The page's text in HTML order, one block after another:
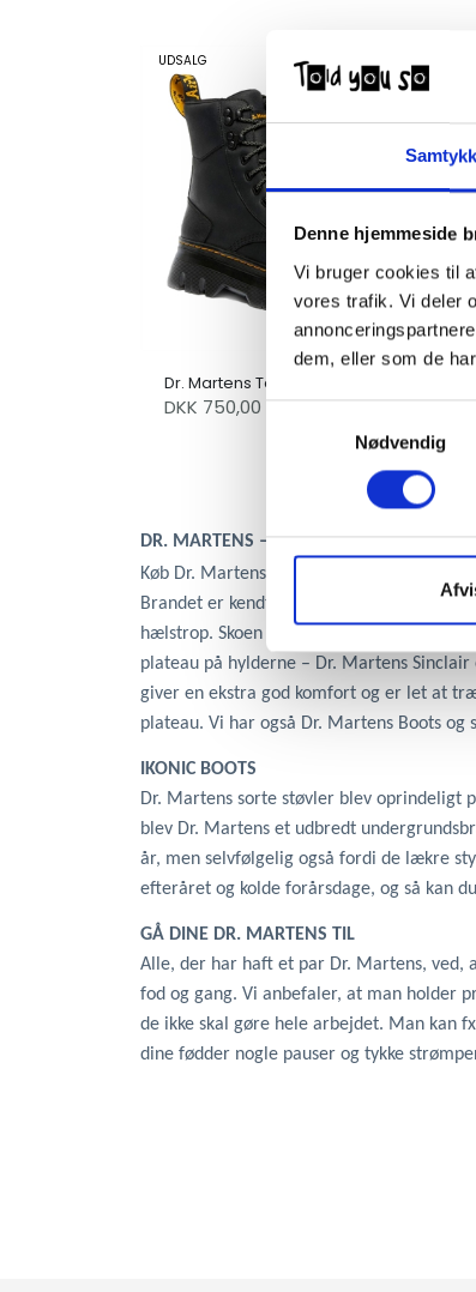
Denne hjemmeside
Vi bruger cookies til
vores trafik. Vi deler
dem, eller som de
Nødvendig
UDSALG
Dr. Martens Tarik Black
DKK 750,001.199,00
DR. MARTENS – STORT UDVALG
Køb Dr. Martens til voksne og unge her
Brandet er kendt for sine legendariske
hælstrop. Skoen kommer i dag i mange
plateau på hylderne – Dr. Martens
giver en ekstra god komfort og er let at
plateau. Vi har også Dr. Martens Boots
IKONIC BOOTS
Dr. Martens sorte støvler blev oprindeligt
blev Dr. Martens et udbredt
år, men selvfølgelig også fordi de lækre
efteråret og kolde forårsdage, og så kan
GÅ DINE DR. MARTENS TIL
Alle, der har haft et par Dr. Martens, ved,
fod og gang. Vi anbefaler, at man holder
de ikke skal gøre hele arbejdet. Man kan
dine fødder nogle pauser og tykke